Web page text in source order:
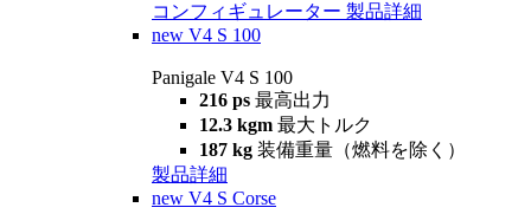
コンフィギュレーター 製品詳細
new V4 S 100
Panigale V4 S 100
216 ps 最高出力
12.3 kgm 最大トルク
187 kg 装備重量（燃料を除く）
製品詳細
new V4 S Corse